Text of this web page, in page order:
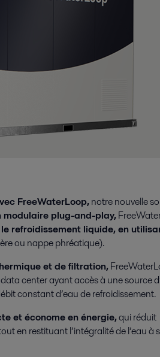
FreeWaterLoop,notre nouvelle
modulaire plug-and-play,
refroidissement liquide, en
ou nappe phréatique).
et de filtration,
center ayant accès à une source
constant d’eau de refroidissement.
et économe en énergie,qui réduit
en restituant l’intégralité de l’eau à